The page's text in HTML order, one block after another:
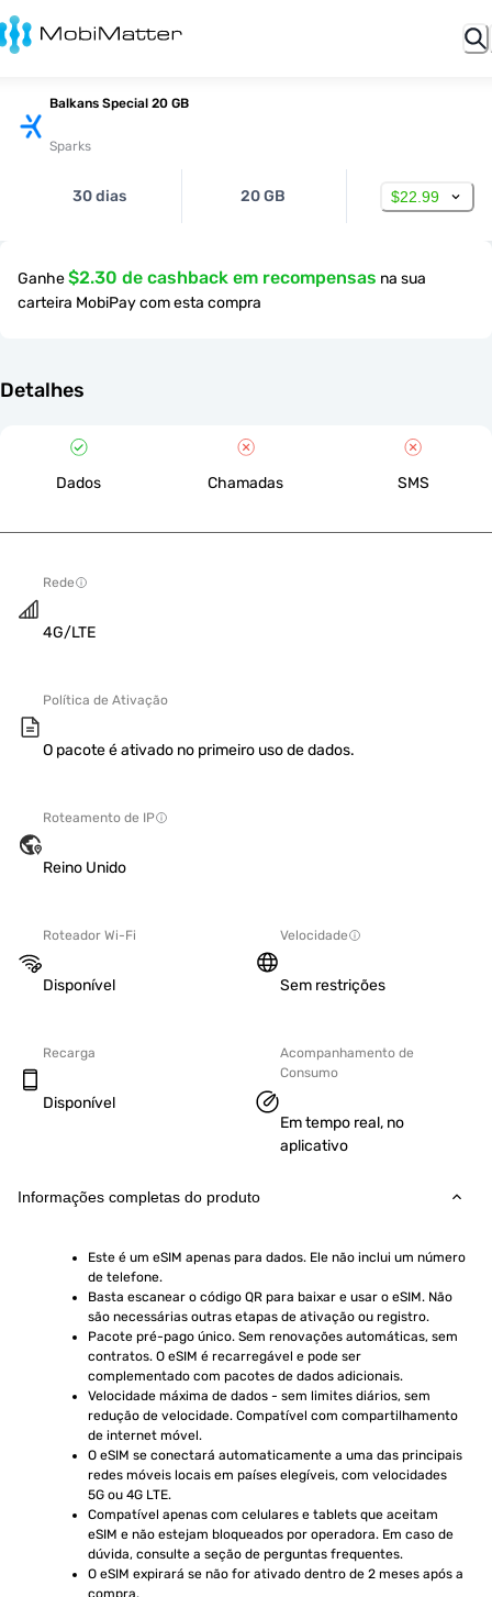
Balkans Special 20 GB
Sparks
30 dias 20 GB $22.99
Ganhe$2.30 de cashback em recompensas na sua
carteira MobiPay com esta compra
Detalhes
Dados Chamadas SMS
Rede
4G/LTE
Política de Ativação
O pacote é ativado no primeiro uso de dados.
Roteamento de IP
Reino Unido
Roteador Wi-Fi
Disponível
Velocidade
Sem restrições
Recarga
Disponível
Acompanhamento de
Consumo
Em tempo real, no
aplicativo
Informações completas do produto
Este é um eSIM apenas para dados. Ele não inclui um número
de telefone.
Basta escanear o código QR para baixar e usar o eSIM. Não
são necessárias outras etapas de ativação ou registro.
Pacote pré-pago único. Sem renovações automáticas, sem
contratos. O eSIM é recarregável e pode ser
complementado com pacotes de dados adicionais.
Velocidade máxima de dados - sem limites diários, sem
redução de velocidade. Compatível com compartilhamento
de internet móvel.
O eSIM se conectará automaticamente a uma das principais
redes móveis locais em países elegíveis, com velocidades
5G ou 4G LTE.
Compatível apenas com celulares e tablets que aceitam
eSIM e não estejam bloqueados por operadora. Em caso de
dúvida, consulte a seção de perguntas frequentes.
O eSIM expirará se não for ativado dentro de 2 meses após a
compra.